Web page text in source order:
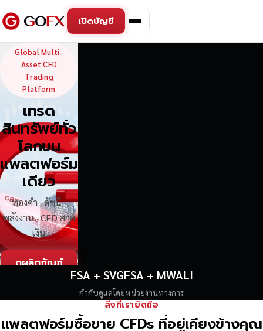
เปิดบัญชี
GoFX — Global Multi-
Global Multi-
Asset CFD
Trading
Platform
เทรด
สินทรัพย์ทั่ว
โลกบน
แพลตฟอร์ม
เดียว
ทองคำ · ดัชนี ·
พลังงาน · CFD สกุล
เงิน
ดูผลิตภัณฑ์
FSA + SVGFSA + MWALI
กำกับดูแลโดยหน่วยงานทางการ
สิ่งที่เรายึดถือ
แพลตฟอร์มซื้อขาย CFDs ที่อยู่เคียงข้างคุณ